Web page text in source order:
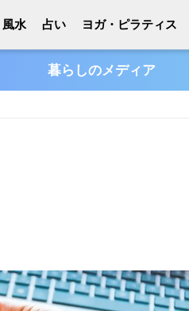
風水 占い ヨガ・ピラティス
暮らしのメディア